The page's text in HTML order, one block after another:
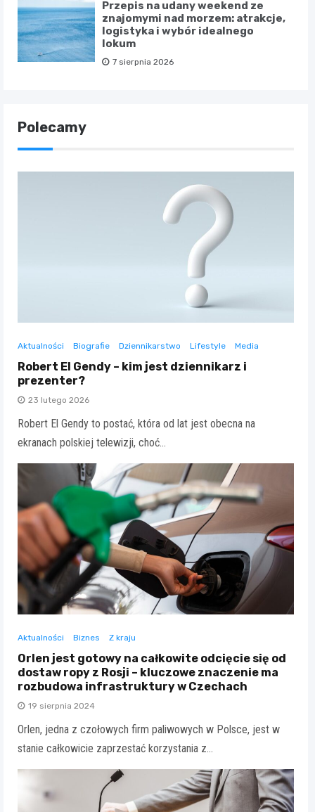
Przepis na udany weekend ze
znajomymi nad morzem: atrakcje,
logistyka i wybór idealnego
lokum
7 sierpnia 2026
Polecamy
Aktualności Biografie Dziennikarstwo Lifestyle Media
Robert El Gendy – kim jest dziennikarz i
prezenter?
23 lutego 2026
Robert El Gendy to postać, która od lat jest obecna na
ekranach polskiej telewizji, choć…
Aktualności Biznes Z kraju
Orlen jest gotowy na całkowite odcięcie się od
dostaw ropy z Rosji – kluczowe znaczenie ma
rozbudowa infrastruktury w Czechach
19 sierpnia 2024
Orlen, jedna z czołowych firm paliwowych w Polsce, jest w
stanie całkowicie zaprzestać korzystania z…